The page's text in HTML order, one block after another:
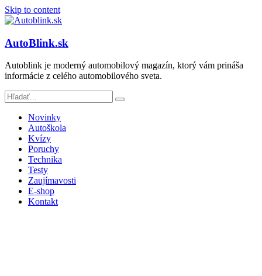
Skip to content
AutoBlink.sk
Autoblink je moderný automobilový magazín, ktorý vám prináša
informácie z celého automobilového sveta.
Novinky
Autoškola
Kvízy
Poruchy
Technika
Testy
Zaujímavosti
E-shop
Kontakt